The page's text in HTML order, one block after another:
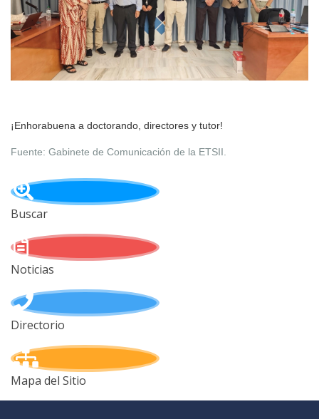
¡Enhorabuena a doctorando, directores y tutor!
Fuente: Gabinete de Comunicación de la ETSII.
Buscar
Noticias
Directorio
Mapa del Sitio